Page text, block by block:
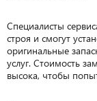
Специалисты
строя и смогут
оригинальные
услуг. Стоимость
высока, чтобы